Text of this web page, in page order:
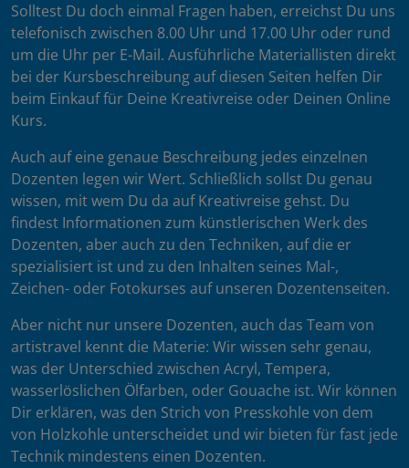
Solltest Du doch einmal Fragen haben, erreichst Du uns
telefonisch zwischen 8.00 Uhr und 17.00 Uhr oder rund
um die Uhr per E-Mail. Ausführliche Materiallisten direkt
bei der Kursbeschreibung auf diesen Seiten helfen Dir
beim Einkauf für Deine Kreativreise oder Deinen Online
Kurs.
Auch auf eine genaue Beschreibung jedes einzelnen
Dozenten legen wir Wert. Schließlich sollst Du genau
wissen, mit wem Du da auf Kreativreise gehst. Du
findest Informationen zum künstlerischen Werk des
Dozenten, aber auch zu den Techniken, auf die er
spezialisiert ist und zu den Inhalten seines Mal-,
Zeichen- oder Fotokurses auf unseren Dozentenseiten.
Aber nicht nur unsere Dozenten, auch das Team von
artistravel kennt die Materie: Wir wissen sehr genau,
was der Unterschied zwischen Acryl, Tempera,
wasserlöslichen Ölfarben, oder Gouache ist. Wir können
Dir erklären, was den Strich von Presskohle von dem
von Holzkohle unterscheidet und wir bieten für fast jede
Technik mindestens einen Dozenten.